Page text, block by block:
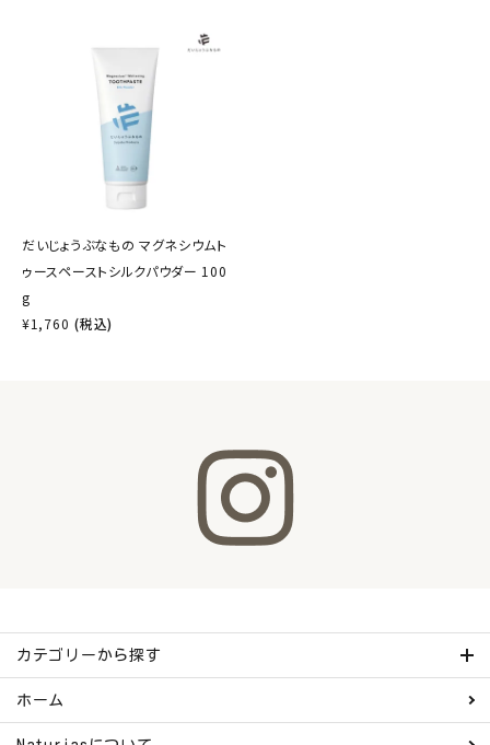
だいじょうぶなもの マグネシウムト
ゥースペーストシルクパウダー 100
g
¥1,760 (税込)
カテゴリーから探す
ホーム